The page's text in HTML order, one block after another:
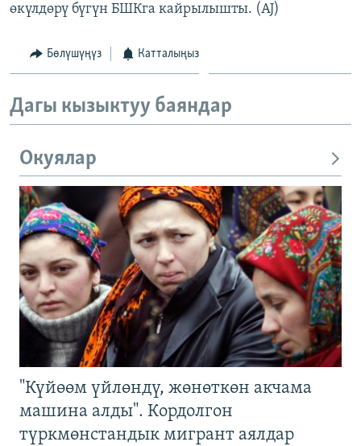
өкүлдөрү бүгүн БШКга кайрылышты. (AJ)
Бөлүшүңүз Катталыңыз
Дагы кызыктуу баяндар
Окуялар
"Күйөөм үйлөндү, жөнөткөн акчама
машина алды". Кордолгон
түркмөнстандык мигрант аялдар